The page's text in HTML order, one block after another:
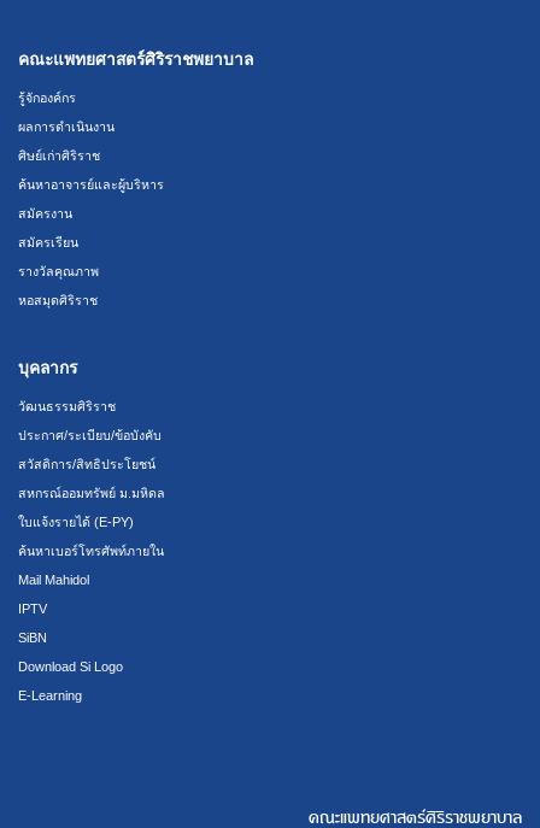
คณะแพทยศาสตร์ศิริราชพยาบาล
รู้จักองค์กร
ผลการดำเนินงาน
ศิษย์เก่าศิริราช
ค้นหาอาจารย์และผู้บริหาร
สมัครงาน
สมัครเรียน
รางวัลคุณภาพ
หอสมุดศิริราช
บุคลากร
วัฒนธรรมศิริราช
ประกาศ/ระเบียบ/ข้อบังคับ
สวัสดิการ/สิทธิประโยชน์
สหกรณ์ออมทรัพย์ ม.มหิดล
ใบแจ้งรายได้ (E-PY)
ค้นหาเบอร์โทรศัพท์ภายใน
Mail Mahidol
IPTV
SiBN
Download Si Logo
E-Learning
คณะแพทยศาสตร์ศิริราชพยาบาล